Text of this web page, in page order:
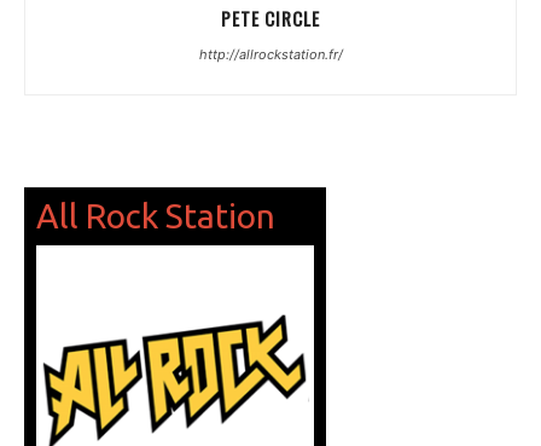
PETE CIRCLE
http://allrockstation.fr/